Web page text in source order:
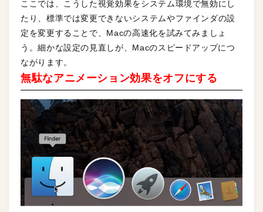
ここでは、こうした視覚効果をシステム環境で無効にし
たり、標準では変更できないシステムやファインダの設
定を変更することで、Macの高速化を試みてみましょ
う。細かな設定の見直しが、Macのスピードアップにつ
ながります。
無駄なアニメーション効果をオフにする